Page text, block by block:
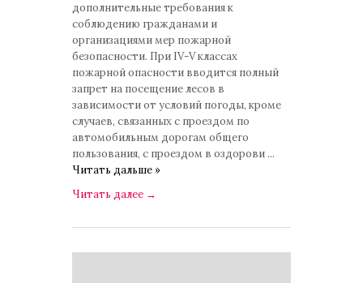
дополнительные требования к
соблюдению гражданами и
организациями мер пожарной
безопасности. При IV-V классах
пожарной опасности вводится полный
запрет на посещение лесов в
зависимости от условий погоды, кроме
случаев, связанных с проездом по
автомобильным дорогам общего
пользования, с проездом в оздорови ...
Читать дальше »
Читать далее →